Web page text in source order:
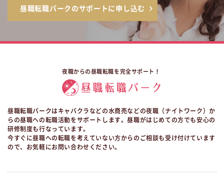
昼職転職パークのサポートに申し込む
夜職からの昼職転職を完全サポート！
昼職転職パークはキャバクラなどの水商売などの夜職（ナイトワーク）か
らの昼職への転職活動をサポートします。昼職がはじめての方でも安心の
研修制度も行なっています。
今すぐに昼職への転職を考えていない方からのご相談も受け付けています
ので、お気軽にお問い合わせください。